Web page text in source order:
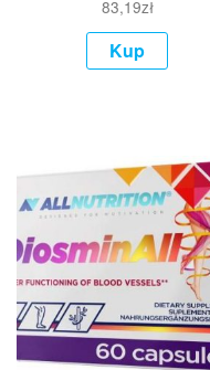
83,19zł
Kup